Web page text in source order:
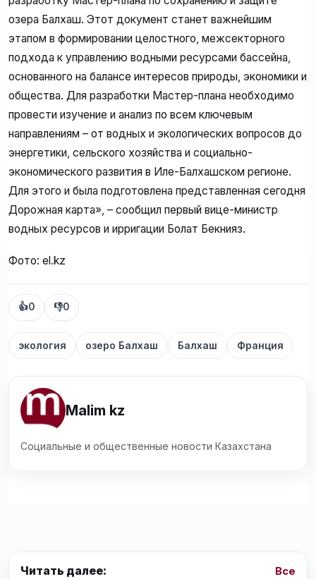
озера Балхаш. Этот документ станет важнейшим
этапом в формировании целостного, межсекторного
подхода к управлению водными ресурсами бассейна,
основанного на балансе интересов природы, экономики и
общества. Для разработки Мастер-плана необходимо
провести изучение и анализ по всем ключевым
направлениям – от водных и экологических вопросов до
энергетики, сельского хозяйства и социально-
экономического развития в Иле-Балхашском регионе.
Для этого и была подготовлена представленная сегодня
Дорожная карта», – сообщил первый вице-министр
водных ресурсов и ирригации Болат Бекнияз.
Фото: el.kz
👍0 👎0
экология озеро Балхаш Балхаш Франция
Malim kz
Социальные и общественные новости Казахстана
Читать далее: Все